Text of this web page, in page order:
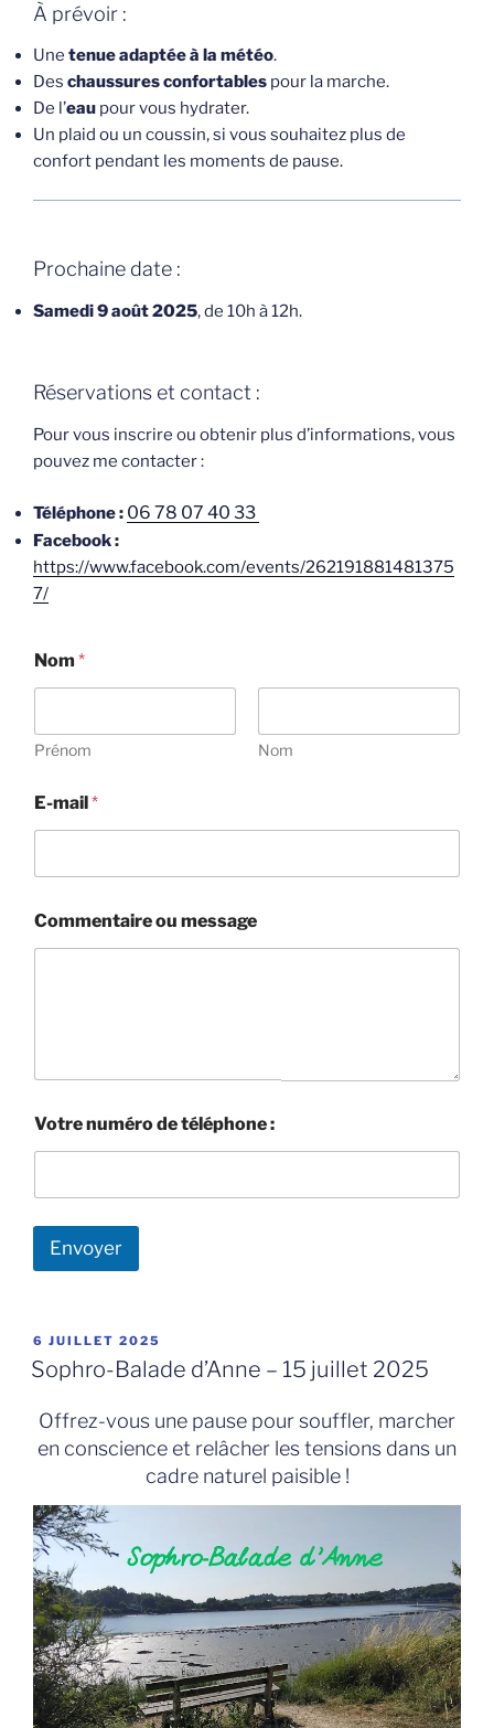
À prévoir :
Une tenue adaptée à la météo.
Des chaussures confortables pour la marche.
De l’eau pour vous hydrater.
Un plaid ou un coussin, si vous souhaitez plus de
confort pendant les moments de pause.
Prochaine date :
Samedi 9 août 2025, de 10h à 12h.
Réservations et contact :
Pour vous inscrire ou obtenir plus d’informations, vous
pouvez me contacter :
Téléphone : 06 78 07 40 33
Facebook:
https://www.facebook.com/events/262191881481375
7/
Nom *
Prénom Nom
E-mail*
e
s
Commentaire ou message
Votre numéro de téléphone :
Envoyer
PUBLIÉ
LE
6 JUILLET 2025
Sophro-Balade d’Anne – 15 juillet 2025
Offrez-vous une pause pour souffler, marcher
en conscience et relâcher les tensions dans un
cadre naturel paisible !